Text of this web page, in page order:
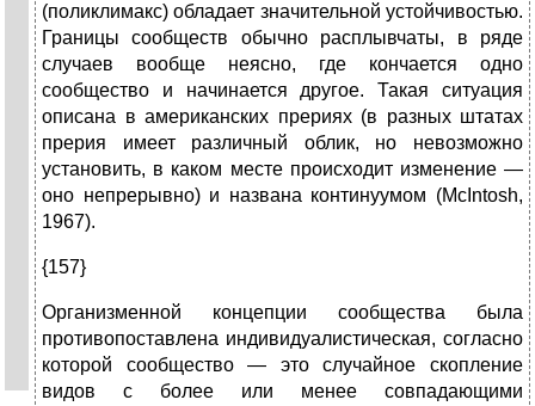
(поликлимакс) обладает значительной устойчивостью.
Границы сообществ обычно расплывчаты, в ряде
случаев вообще неясно, где кончается одно
сообщество и начинается другое. Такая ситуация
описана в американских прериях (в разных штатах
прерия имеет различный облик, но невозможно
установить, в каком месте происходит изменение —
оно непрерывно) и названа континуумом (McIntosh,
1967).
{157}
Организменной концепции сообщества была
противопоставлена индивидуалистическая, согласно
которой сообщество — это случайное скопление
видов с более или менее совпадающими